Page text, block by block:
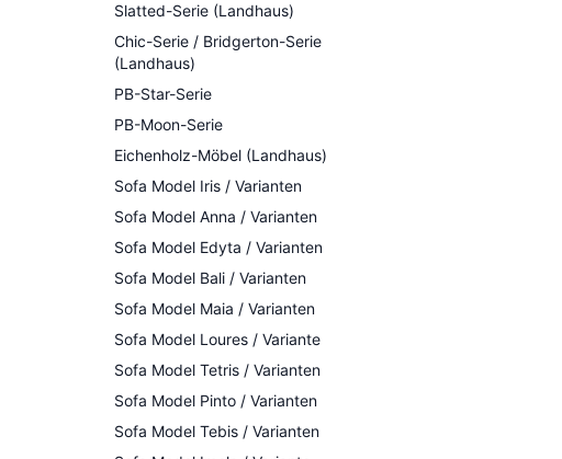
Slatted-Serie (Landhaus)
Chic-Serie / Bridgerton-Serie
(Landhaus)
PB-Star-Serie
PB-Moon-Serie
Eichenholz-Möbel (Landhaus)
Sofa Model Iris / Varianten
Sofa Model Anna / Varianten
Sofa Model Edyta / Varianten
Sofa Model Bali / Varianten
Sofa Model Maia / Varianten
Sofa Model Loures / Variante
Sofa Model Tetris / Varianten
Sofa Model Pinto / Varianten
Sofa Model Tebis / Varianten